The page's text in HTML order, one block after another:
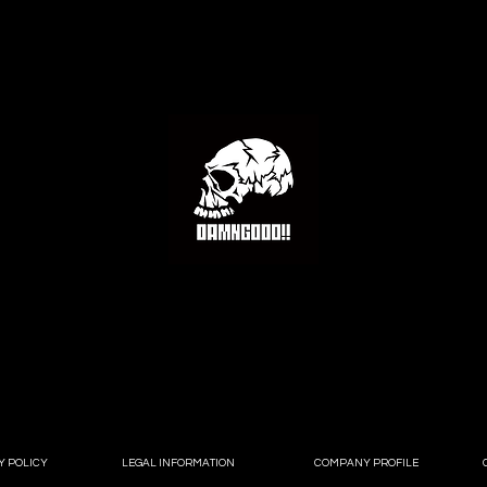
POLICY LEGAL INFORMATION COMPANY PROFILE